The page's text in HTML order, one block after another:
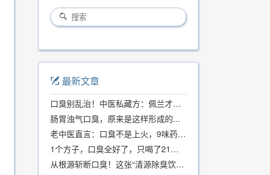
最新文章
口臭别乱治！中医私藏方：佩兰才是口气克星，喝一周就清爽
肠胃浊气口臭，原来是这样形成的...
老中医直言：口臭不是上火，9味药食同源方，21天根除不反复
1个方子，口臭全好了，只喝了21天！
从根源斩断口臭！这张“清源除臭饮”方子，我用了几十年，效果真不错